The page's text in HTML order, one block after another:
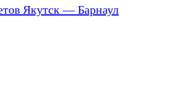
Якутск — Барнаул